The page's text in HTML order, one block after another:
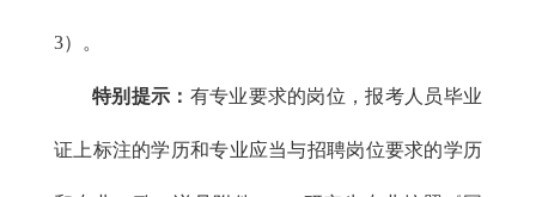
3）。
特别提示： 有专业要求的岗位，报考人员毕业
证上标注的学历和专业应当与招聘岗位要求的学历